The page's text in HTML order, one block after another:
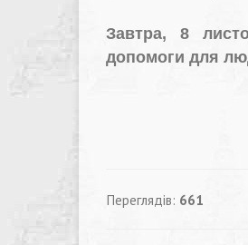
Завтра, 8
допомоги для
Переглядів: 661